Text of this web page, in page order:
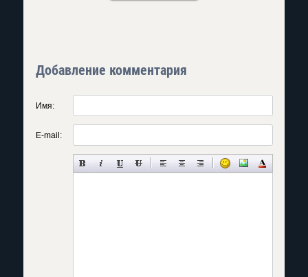
Добавление комментария
Имя:
E-mail: